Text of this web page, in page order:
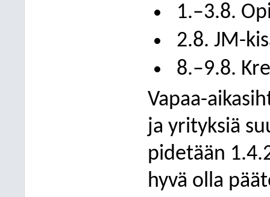
1.–3.8.
2.8. JM-
8.–9.8.
Vapaa-
ja yrityksiä
pidetään
hyvä olla